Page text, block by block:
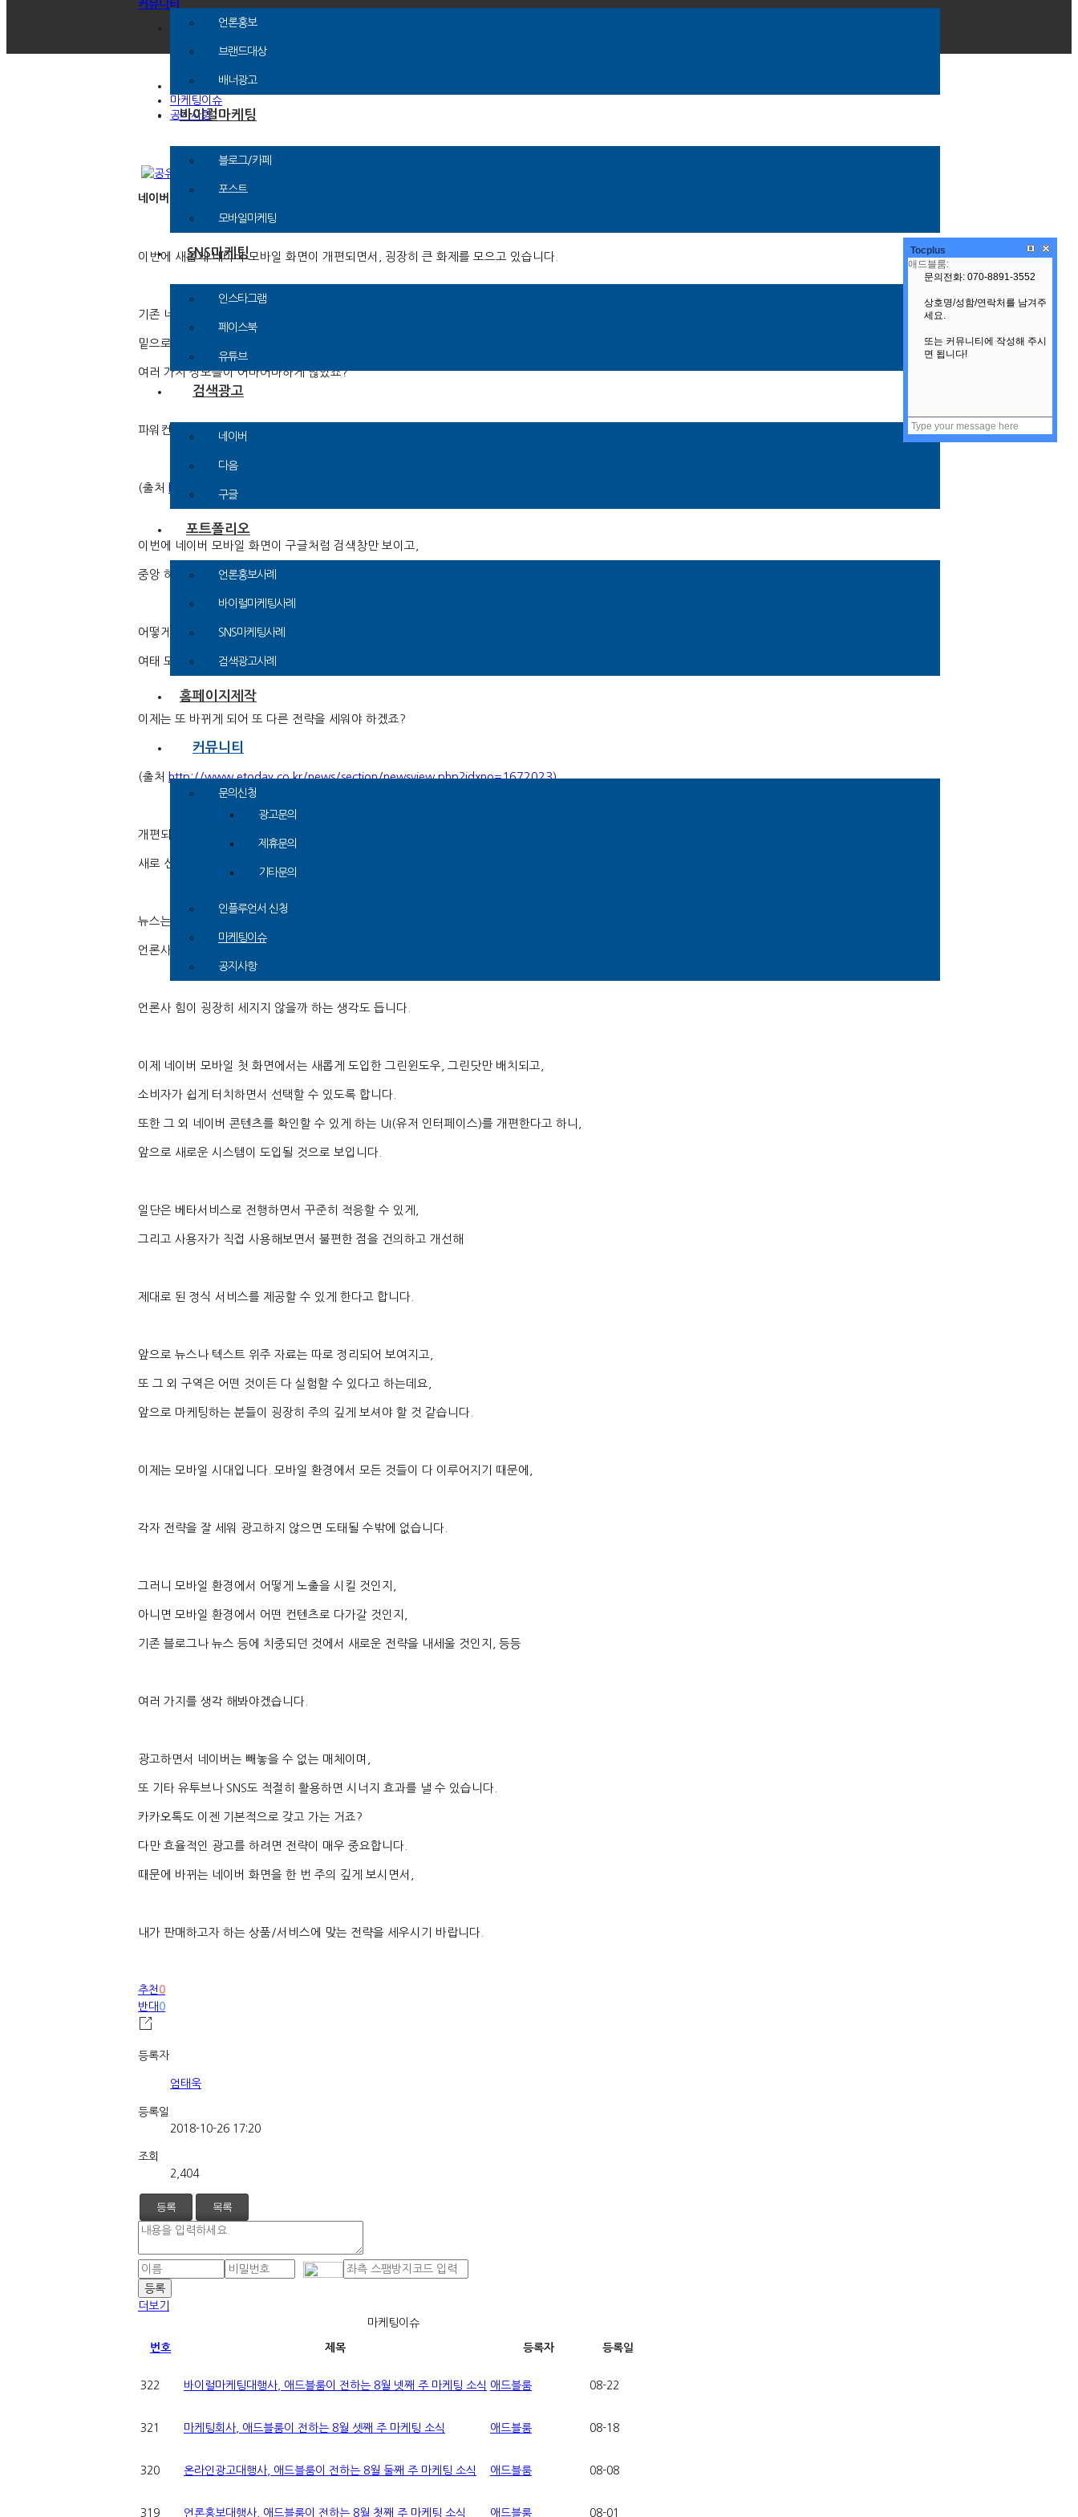
언론홍보
브랜드대상
배너광고
바이럴마케팅
블로그/카페
포스트
모바일마케팅
SNS마케팅
인스타그램
페이스북
유튜브
검색광고
네이버
다음
구글
포트폴리오
언론홍보사례
바이럴마케팅사례
SNS마케팅사례
검색광고사례
홈페이지제작
커뮤니티
문의신청
광고문의
제휴문의
기타문의
인플루언서 신청
마케팅이슈
공지사항
커뮤니티
문의신청
제휴문의
인플루언서 신청
마케팅이슈
공지사항
네이버 모바일 화면 개편 테스트
이번에 새롭게 네이버 모바일 화면이 개편되면서 굉장히 큰 화제를 모으고 있습니다
기존 네이버 모바일 화면 하면 검색창이 위에 있는데다
밑으로 쭉쭉
여러 가지 정보들이 어마어마하게 많았죠?
파워컨텐츠까지 더하면 그 수가 상당하다고 봐야 합니다
(출처 http://www.etoday.co.kr/news/section/newsview.php?idxno=1672023
이번에 네이버 모바일 화면이 구글처럼 검색창만 보이고
중앙 하단에 새로운 검색 방식인
어떻게 보면 마케터들에게는 굉장히 큰 이슈가 아닐까 합니다
여태 모바일 상위에 글을 띄우기 위한 노력을 무척이나 많이 했을 텐데요
이제는 또 바뀌게 되어 또 다른 전략을 세워야 하겠죠?
(출처 http://www.etoday.co.kr/news/section/newsview.php?idxno=1672023)
개편되는 네이버 모바일 화면에서는 뉴스
새로 신설되는 뉴스판
뉴스는 언론사의 편집 가치와 인공지능 콘텐츠 추천 시스템은
언론사가 직접 배열한 기사와 인공지능 추천 뉴스피드가 제공될 예정이므로
언론사 힘이 굉장히 세지지 않을까 하는 생각도 듭니다
이제 네이버 모바일 첫 화면에서는 새롭게 도입한 그린윈도우 그린닷만 배치되고
소비자가 쉽게 터치하면서 선택할 수 있도록 합니다
또한 그 외 네이버 콘텐츠를 확인할 수 있게 하는 UI(유저 인터페이스)를 개편한다고 하니
앞으로 새로운 시스템이 도입될 것으로 보입니다
일단은 베타서비스로 전행하면서 꾸준히 적응할 수 있게
그리고 사용자가 직접 사용해보면서 불편한 점을 건의하고 개선해
제대로 된 정식 서비스를 제공할 수 있게 한다고 합니다
앞으로 뉴스나 텍스트 위주 자료는 따로 정리되어 보여지고
또 그 외 구역은 어떤 것이든 다 실험할 수 있다고 하는데요
앞으로 마케팅하는 분들이 굉장히 주의 깊게 보셔야 할 것 같습니다
이제는 모바일 시대입니다 모바일 환경에서 모든 것들이 다 이루어지기 때문에
각자 전략을 잘 세워 광고하지 않으면 도태될 수밖에 없습니다
그러니 모바일 환경에서 어떻게 노출을 시킬 것인지
아니면 모바일 환경에서 어떤 컨텐츠로 다가갈 것인지
기존 블로그나 뉴스 등에 치중되던 것에서 새로운 전략을 내세울 것인지 등등
여러 가지를 생각 해봐야겠습니다
광고하면서 네이버는 빼놓을 수 없는 매체이며
또 기타 유투브나 SNS도 적절히 활용하면 시너지 효과를 낼 수 있습니다
카카오톡도 이젠 기본적으로 갖고 가는 거죠?
다만 효율적인 광고를 하려면 전략이 매우 중요합니다
때문에 바뀌는 네이버 화면을 한 번 주의 깊게 보시면서
내가 판매하고자 하는 상품/서비스에 맞는 전략을 세우시기 바랍니다
추천 0
반대 0
등록자
엄태욱
등록일
2018-10-26 17:20
조회
2,404
등록 목록
더보기
마케팅이슈
번호 제목 등록자 등록일
322 바이럴마케팅대행사, 애드블룸이 전하는 8월 넷째 주 마케팅 소식 애드블룸 08-22
321 마케팅회사, 애드블룸이 전하는 8월 셋째 주 마케팅 소식 애드블룸 08-18
320 온라인광고대행사, 애드블룸이 전하는 8월 둘째 주 마케팅 소식 애드블룸 08-08
319 언론홍보대행사, 애드블룸이 전하는 8월 첫째 주 마케팅 소식 애드블룸 08-01
Tocplus